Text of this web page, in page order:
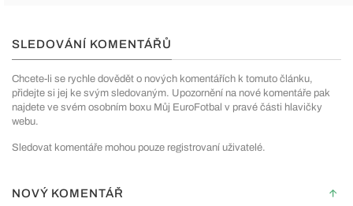
SLEDOVÁNÍ KOMENTÁŘŮ
Chcete-li se rychle dovědět o nových komentářích k tomuto článku,
přidejte si jej ke svým sledovaným. Upozornění na nové komentáře pak
najdete ve svém osobním boxu Můj EuroFotbal v pravé části hlavičky
webu.
Sledovat komentáře mohou pouze registrovaní uživatelé.
NOVÝ KOMENTÁŘ